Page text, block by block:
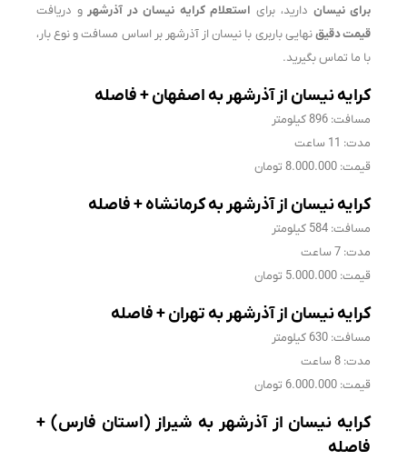
برای نیسان دارید، برای استعلام کرایه نیسان در آذرشهر و دریافت
قیمت دقیقنهایی باربری با نیسان از آذرشهر بر اساس مسافت و نوع بار،
با ما تماس بگیرید.
کرایه نیسان از آذرشهر به اصفهان + فاصله
مسافت: 896 کیلومتر
مدت: 11 ساعت
قیمت: 8.000.000 تومان
کرایه نیسان از آذرشهر به کرمانشاه + فاصله
مسافت: 584 کیلومتر
مدت: 7 ساعت
قیمت: 5.000.000 تومان
کرایه نیسان از آذرشهر به تهران + فاصله
مسافت: 630 کیلومتر
مدت: 8 ساعت
قیمت: 6.000.000 تومان
کرایه نیسان از آذرشهر به شیراز (استان فارس) +
فاصله